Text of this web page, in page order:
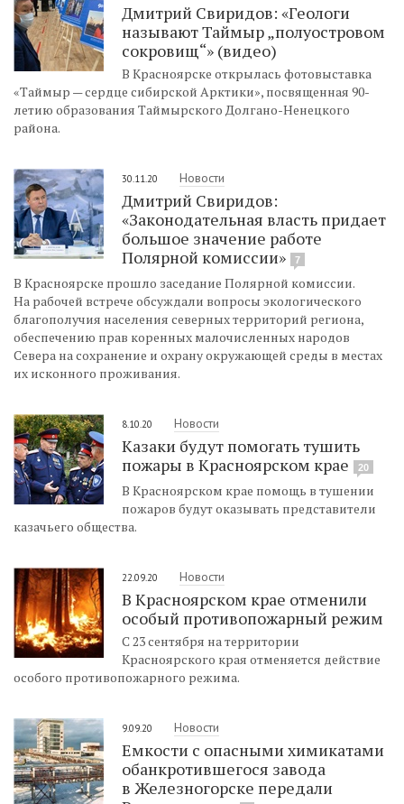
Дмитрий Свиридов: «Геологи
называют Таймыр „полуостровом
сокровищ“» (видео)
В Красноярске открылась фотовыставка
«Таймыр — сердце сибирской Арктики», посвященная 90-
летию образования Таймырского Долгано-Ненецкого
района.
30.11.20 Новости
Дмитрий Свиридов:
«Законодательная власть придает
большое значение работе
Полярной комиссии»
7
В Красноярске прошло заседание Полярной комиссии.
На рабочей встрече обсуждали вопросы экологического
благополучия населения северных территорий региона,
обеспечению прав коренных малочисленных народов
Севера на сохранение и охрану окружающей среды в местах
их исконного проживания.
8.10.20 Новости
Казаки будут помогать тушить
пожары в Красноярском крае
20
В Красноярском крае помощь в тушении
пожаров будут оказывать представители
казачьего общества.
22.09.20 Новости
В Красноярском крае отменили
особый противопожарный режим
С 23 сентября на территории
Красноярского края отменяется действие
особого противопожарного режима.
9.09.20 Новости
Емкости с опасными химикатами
обанкротившегося завода
в Железногорске передали